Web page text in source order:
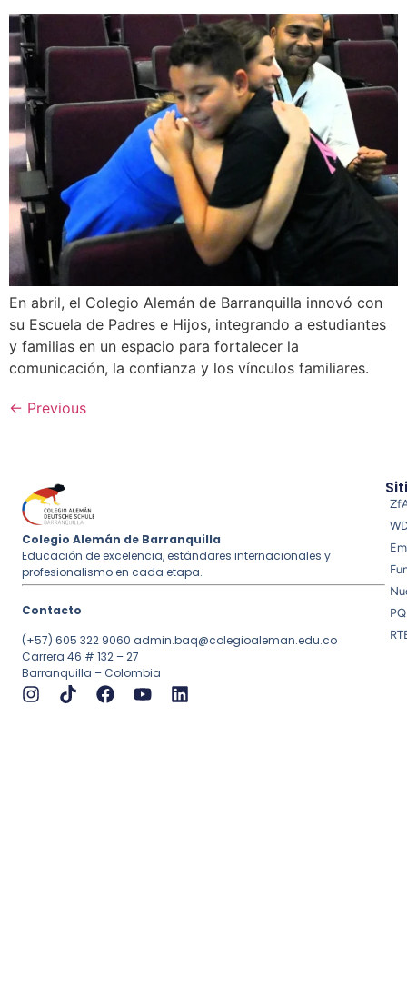
En abril, el Colegio Alemán de Barranquilla innovó con
su Escuela de Padres e Hijos, integrando a estudiantes
y familias en un espacio para fortalecer la
comunicación, la confianza y los vínculos familiares.
← Previous
Colegio Alemán de Barranquilla
Educación de excelencia, estándares internacionales y
profesionalismo en cada etapa.
Contacto
(+57) 605 322 9060 admin.baq@colegioaleman.edu.co
Carrera 46 # 132 – 27
Barranquilla – Colombia